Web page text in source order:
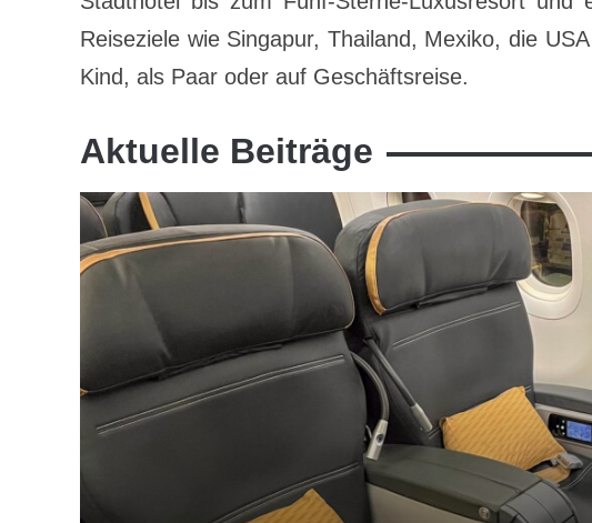
Reiseziele wie Singapur, Thailand, Mexiko, die
Kind, als Paar oder auf Geschäftsreise.
Aktuelle Beiträge